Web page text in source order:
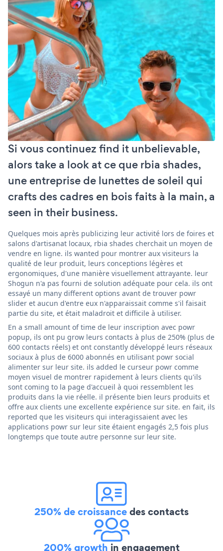
Si vous continuez find it unbelievable,
alors take a look at ce que rbia shades,
une entreprise de lunettes de soleil qui
crafts des cadres en bois faits à la main, a
seen in their business.
Quelques mois après publicizing leur activité lors de foires et
salons d'artisanat locaux, rbia shades cherchait un moyen de
vendre en ligne. ils wanted pour montrer aux visiteurs la
qualité de leur produit, leurs conceptions légères et
ergonomiques, d'une manière visuellement attrayante. leur
Shogun n'a pas fourni de solution adéquate pour cela. ils ont
essayé un many different options avant de trouver powr
slider et aucun d'entre eux n'apparaissait comme s'il faisait
partie du site, et était maladroit et difficile à utiliser.
En a small amount of time de leur inscription avec powr
popup, ils ont pu grow leurs contacts à plus de 250% (plus de
600 contacts réels) et ont constantly développé leurs réseaux
sociaux à plus de 6000 abonnés en utilisant powr social
alimenter sur leur site. ils added le curseur powr comme
moyen visuel de montrer rapidement à leurs clients qu'ils
sont coming to la page d'accueil à quoi ressemblent les
produits dans la vie réelle. il présente bien leurs produits et
offre aux clients une excellente expérience sur site. en fait, ils
reported que les visiteurs qui interagissaient avec les
applications powr sur leur site étaient engagés 2,5 fois plus
longtemps que toute autre personne sur leur site.
250% de croissancedes contacts
200% growth in engagement